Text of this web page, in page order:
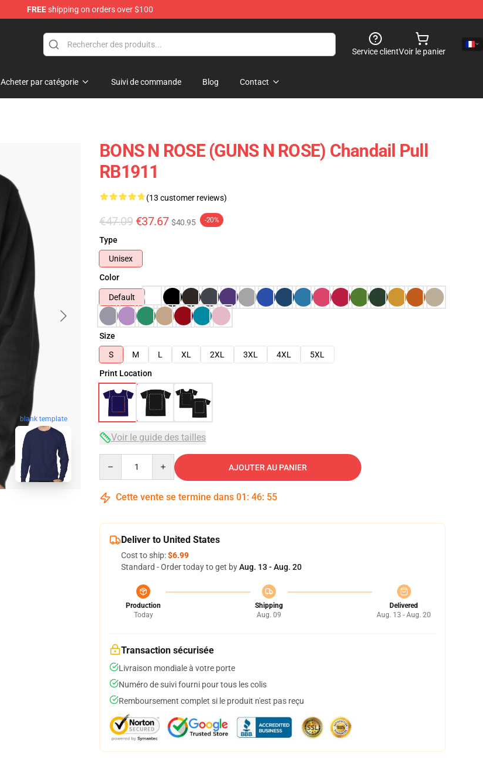
FREEshipping on orders over $100
Service clientVoir le panier
Acheter par catégorie Suivi de commande Blog Contact
blank template
BONS N ROSE (GUNS N ROSE) Chandail Pull
RB1911
(13 customer reviews)
€47.09 €37.67 $40.95 -20%
Type
Unisex
Color
Default
Size
S
M L XL 2XL 3XL 4XL
5XL
Print Location
Voir le guide des tailles
AJOUTER AU PANIER
Cette vente se termine dans 01 : 46: 54
Deliver to United States
Cost to ship:$6.99
Standard - Order today to get byAug. 13 - Aug. 20
Production
Today
Shipping
Aug. 09
Delivered
Aug. 13 - Aug. 20
Transaction sécurisée
Livraison mondiale à votre porte
Numéro de suivi fourni pour tous les colis
Remboursement complet si le produit n'est pas reçu